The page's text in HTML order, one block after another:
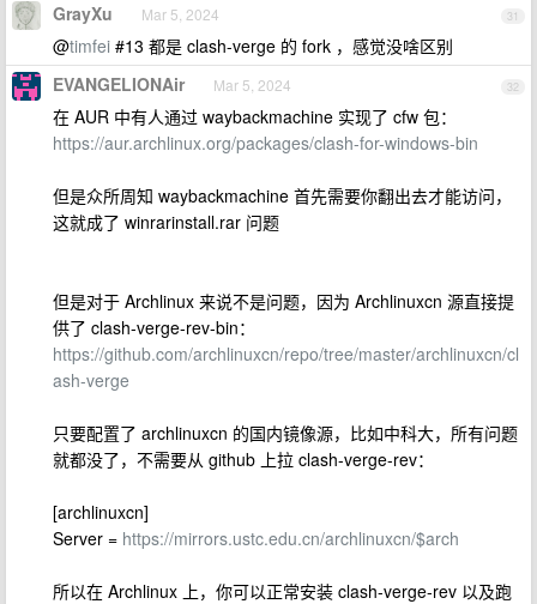
31
GrayXu Mar 5, 2024
@timfei #13 都是 clash-verge 的 fork ，感觉没啥区别
32
EVANGELIONAir Mar 5, 2024
在 AUR 中有人通过 waybackmachine 实现了 cfw 包：
https://aur.archlinux.org/packages/clash-for-windows-bin
但是众所周知 waybackmachine 首先需要你翻出去才能访问，
这就成了 winrarinstall.rar 问题
但是对于 Archlinux 来说不是问题，因为 Archlinuxcn 源直接提
供了 clash-verge-rev-bin：
https://github.com/archlinuxcn/repo/tree/master/archlinuxcn/cl
ash-verge
只要配置了 archlinuxcn 的国内镜像源，比如中科大，所有问题
就都没了，不需要从 github 上拉 clash-verge-rev：
[archlinuxcn]
Server = https://mirrors.ustc.edu.cn/archlinuxcn/$arch
所以在 Archlinux 上，你可以正常安装 clash-verge-rev 以及跑